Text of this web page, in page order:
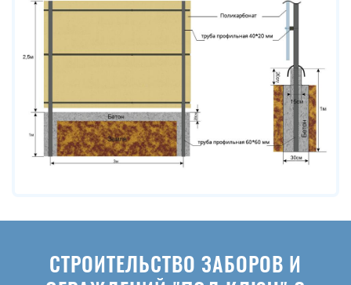
СТРОИТЕЛЬСТВО ЗАБОРОВ И